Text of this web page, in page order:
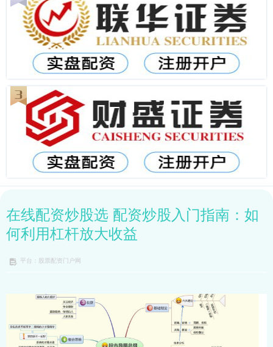
在线配资炒股选 配资炒股入门指南：如
何利用杠杆放大收益
平台：股票配资门户网